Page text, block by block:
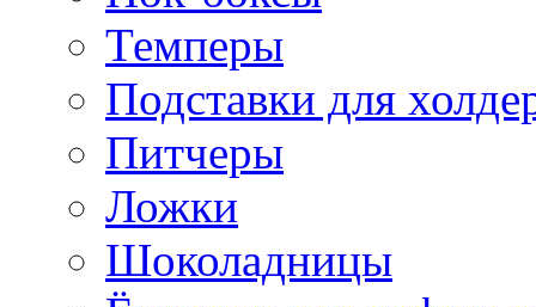
Темперы
Подставки для
Питчеры
Ложки
Шоколадницы